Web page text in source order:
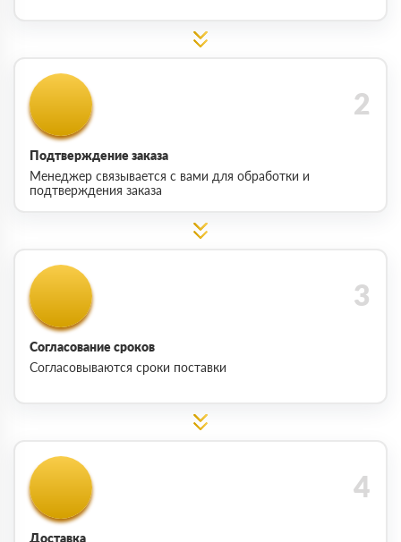
Подтверждение заказа
Менеджер связывается с вами для обработки и
подтверждения заказа
Согласование сроков
Согласовываются сроки поставки
Доставка